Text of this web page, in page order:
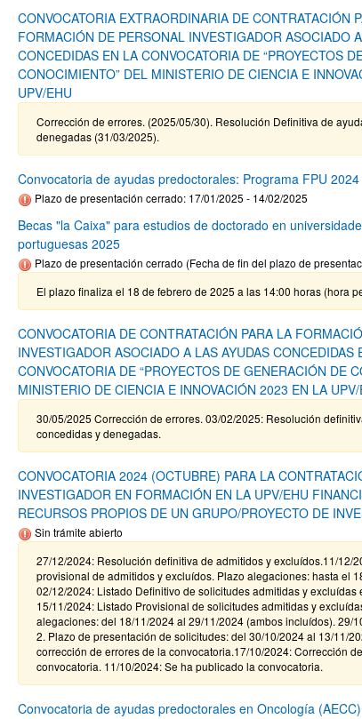
CONVOCATORIA EXTRAORDINARIA DE CONTRATACIÓN
FORMACIÓN DE PERSONAL INVESTIGADOR ASOCIADO
CONCEDIDAS EN LA CONVOCATORIA DE “PROYECTOS
CONOCIMIENTO” DEL MINISTERIO DE CIENCIA E
UPV/EHU
Corrección de errores. (2025/05/30). Resolución Definitiva de
denegadas (31/03/2025).
Convocatoria de ayudas predoctorales: Programa FPU 2024
Plazo de presentación cerrado: 17/01/2025 - 14/02/2025
Becas "la Caixa" para estudios de doctorado en
portuguesas 2025
Plazo de presentación cerrado (Fecha de fin del plazo de
El plazo finaliza el 18 de febrero de 2025 a las 14:00 horas (hora
CONVOCATORIA DE CONTRATACIÓN PARA LA
INVESTIGADOR ASOCIADO A LAS AYUDAS CONCEDIDAS
CONVOCATORIA DE “PROYECTOS DE GENERACIÓN DE
MINISTERIO DE CIENCIA E INNOVACIÓN 2023 EN LA UPV/
30/05/2025 Corrección de errores. 03/02/2025: Resolución
concedidas y denegadas.
CONVOCATORIA 2024 (OCTUBRE) PARA LA
INVESTIGADOR EN FORMACIÓN EN LA UPV/EHU
RECURSOS PROPIOS DE UN GRUPO/PROYECTO DE
Sin trámite abierto
27/12/2024: Resolución definitiva de admitidos y excluídos.11/12/
provisional de admitidos y excluídos. Plazo alegaciones: hasta el
02/12/2024: Listado Definitivo de solicitudes admitidas y excluídas
15/11/2024: Listado Provisional de solicitudes admitidas y
alegaciones: del 18/11/2024 al 29/11/2024 (ambos incluídos). 29/
2. Plazo de presentación de solicitudes: del 30/10/2024 al 13/11/
corrección de errores de la convocatoria.17/10/2024: Corrección
convocatoria. 11/10/2024: Se ha publicado la convocatoria.
Convocatoria de ayudas predoctorales en Oncología